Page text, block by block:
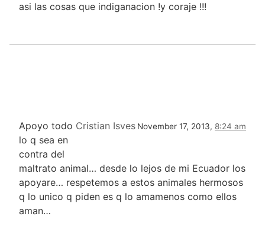
asi las cosas que indiganacion !y coraje !!!
Cristian Isves November 17, 2013, 8:24 am
Apoyo todo
lo q sea en
contra del
maltrato animal… desde lo lejos de mi Ecuador los
apoyare… respetemos a estos animales hermosos
q lo unico q piden es q lo amamenos como ellos
aman…